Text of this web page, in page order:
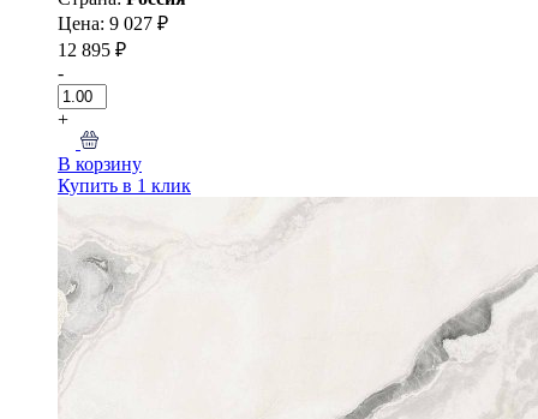
Цена: 9 027 ₽
12 895 ₽
-
+
В корзину
Купить в 1 клик